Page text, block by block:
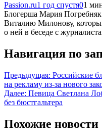
Passion.ru1 год спустя01
Блогерша Мария
Виталию Милонову,
о ней в беседе с
Навигация по
Предыдущая: Российские
на рекламу из-за нового
Далее: Певица Светлана
без бюстгальтера
Похожие новости